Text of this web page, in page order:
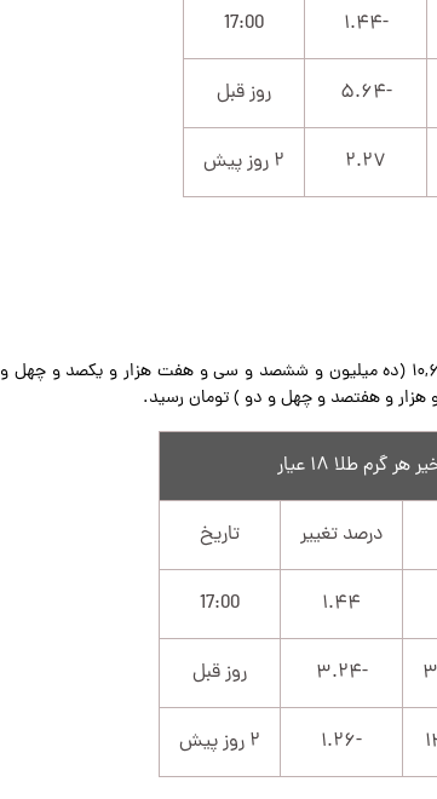
-۱.۴۴ 17:00
-۵.۶۴ روز قبل
۲.۲۷ ۲ روز پیش
هر گرم طلا ۱۸ عیار امروز با افزایش ۱.۴۴ درصدی، از ۱۰,۶۳۷,۱۴۸ (ده میلیون و ششصد و سی و هفت هزار و یکصد و چهل و
درصد تغییر تاریخ
۱.۴۴ 17:00
-۳.۲۴ روز قبل
-۱.۲۶ ۲ روز پیش